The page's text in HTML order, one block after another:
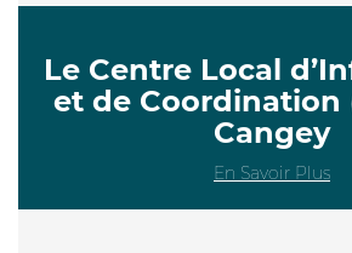
Le Centre Local
et de Coordination
Cangey
En Savoir Plus